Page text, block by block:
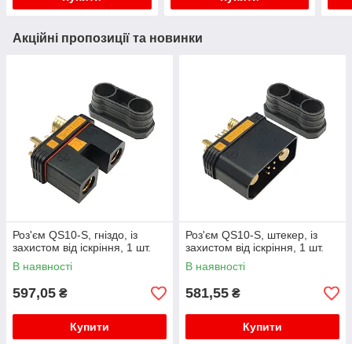
Акційні пропозиції та новинки
Роз'єм QS10-S, гніздо, із
захистом від іскріння, 1 шт.
В наявності
597,05 ₴
Купити
Роз'єм QS10-S, штекер, із
захистом від іскріння, 1 шт.
В наявності
581,55 ₴
Купити